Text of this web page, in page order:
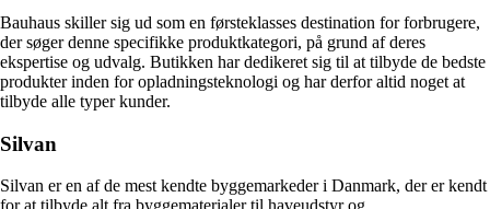
Bauhaus skiller sig ud som en førsteklasses destination for forbrugere,
der søger denne specifikke produktkategori, på grund af deres
ekspertise og udvalg. Butikken har dedikeret sig til at tilbyde de bedste
produkter inden for opladningsteknologi og har derfor altid noget at
tilbyde alle typer kunder.
Silvan
Silvan er en af de mest kendte byggemarkeder i Danmark, der er kendt